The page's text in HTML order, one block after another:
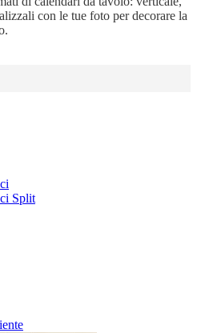
con le tue foto per decorare la
Split